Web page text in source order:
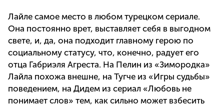
Лайле самое место в любом турецком сериале.
Она постоянно врет, выставляет себя в выгодном
свете, и, да, она подходит главному герою по
социальному статусу, что, конечно, радует его
отца Габриэля Агреста. На Пелин из «Зимородка»
Лайла похожа внешне, на Тугче из «Игры судьбы»
поведением, на Дидем из сериал «Любовь не
понимает слов» тем, как сильно может взбесить